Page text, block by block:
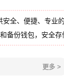
全、便捷、专业
备份钱包，安全存
更多 >